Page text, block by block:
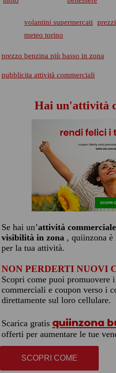
volantini supermercati
meteo torino
prezzo benzina più basso in zona
pubblicita attività commerciali
Hai un'attività
Se hai un’attività commerciale
visibilità in zona , quiinzona è
per la tua attività.
NON PERDERTI NUOVI
Scopri come puoi
commerciali e coupon verso i
direttamente sul loro cellulare.
Scarica gratis quiinzona
offerti per aumentare le tue
SCOPRI COME